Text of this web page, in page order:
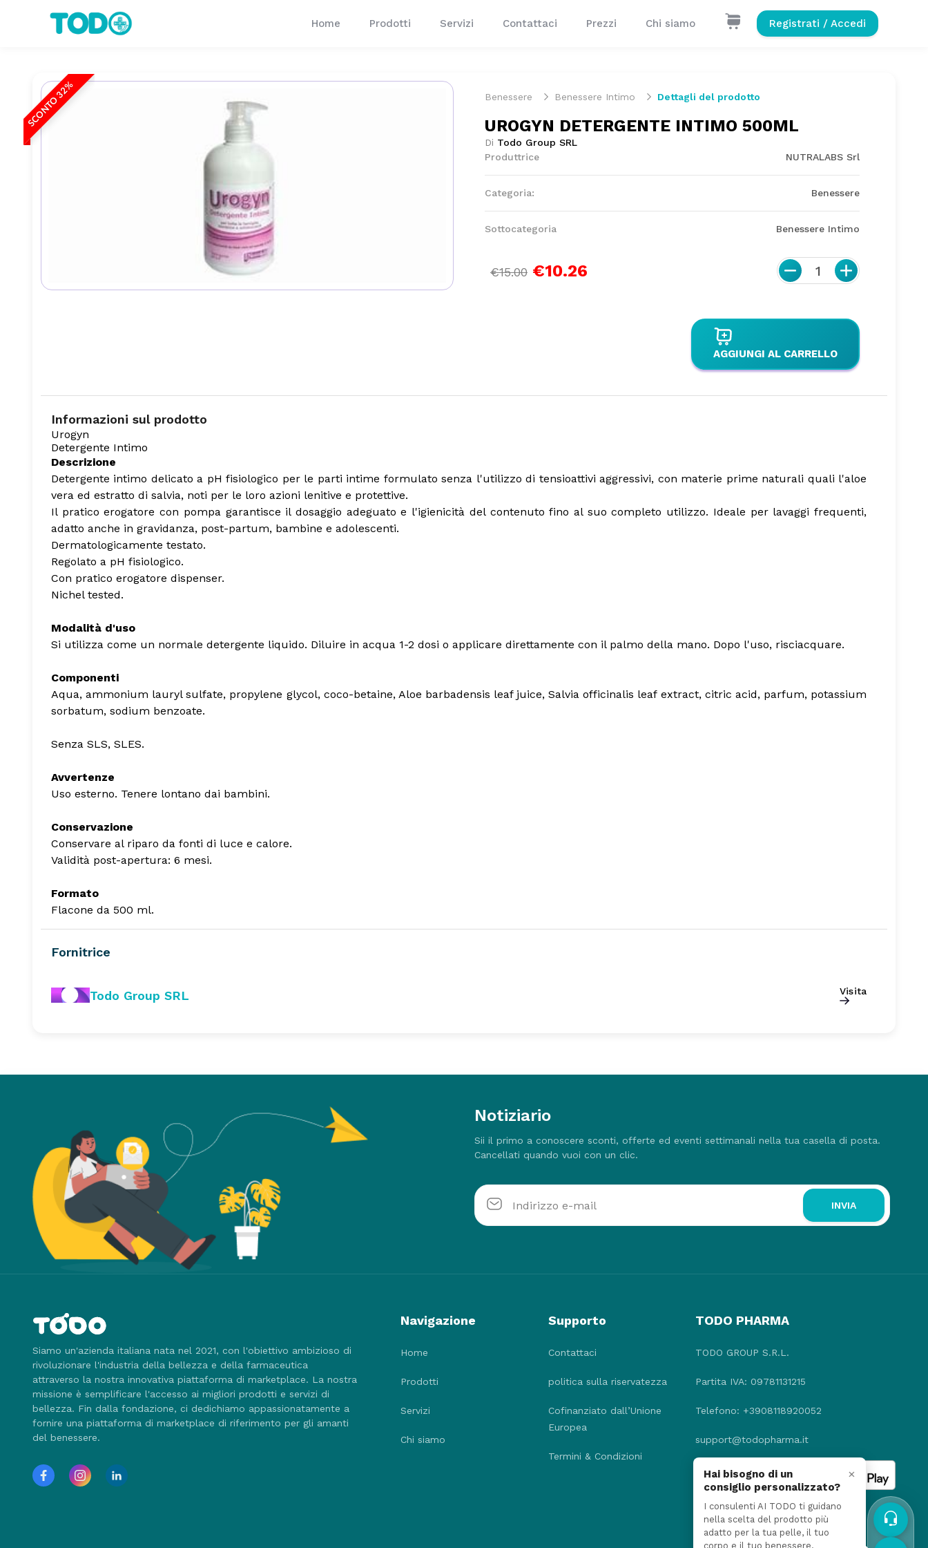
Home Prodotti Servizi Contattaci Prezzi Chi siamo Registrati / Accedi
SCONTO 32% Benessere Benessere Intimo Dettagli del prodotto
UROGYN DETERGENTE INTIMO 500ML
Di Todo Group SRL
Produttrice
NUTRALABS Srl
Categoria: Benessere
Sottocategoria Benessere Intimo
€15.00 €10.26 1
AGGIUNGI AL CARRELLO
Informazioni sul prodotto
Urogyn
Detergente Intimo
Descrizione
Detergente intimo delicato a pH fisiologico per le parti intime formulato senza l'utilizzo di tensioattivi aggressivi, con materie prime naturali quali l'aloe
vera ed estratto di salvia, noti per le loro azioni lenitive e protettive.
Il pratico erogatore con pompa garantisce il dosaggio adeguato e l'igienicità del contenuto fino al suo completo utilizzo. Ideale per lavaggi frequenti,
adatto anche in gravidanza, post-partum, bambine e adolescenti.
Dermatologicamente testato.
Regolato a pH fisiologico.
Con pratico erogatore dispenser.
Nichel tested.
Modalità d'uso
Si utilizza come un normale detergente liquido. Diluire in acqua 1-2 dosi o applicare direttamente con il palmo della mano. Dopo l'uso, risciacquare.
Componenti
Aqua, ammonium lauryl sulfate, propylene glycol, coco-betaine, Aloe barbadensis leaf juice, Salvia officinalis leaf extract, citric acid, parfum, potassium
sorbatum, sodium benzoate.
Senza SLS, SLES.
Avvertenze
Uso esterno. Tenere lontano dai bambini.
Conservazione
Conservare al riparo da fonti di luce e calore.
Validità post-apertura: 6 mesi.
Formato
Flacone da 500 ml.
Fornitrice
Todo Group SRL Visita
Hai bisogno di un
consiglio personalizzato?
×
I consulenti AI TODO ti guidano
nella scelta del prodotto più
adatto per la tua pelle, il tuo
corpo e il tuo benessere.
Notiziario
Sii il primo a conoscere sconti, offerte ed eventi settimanali nella tua casella di posta.
Cancellati quando vuoi con un clic.
INVIA
Siamo un'azienda italiana nata nel 2021, con l'obiettivo ambizioso di
rivoluzionare l'industria della bellezza e della farmaceutica
attraverso la nostra innovativa piattaforma di marketplace. La nostra
missione è semplificare l'accesso ai migliori prodotti e servizi di
bellezza. Fin dalla fondazione, ci dedichiamo appassionatamente a
fornire una piattaforma di marketplace di riferimento per gli amanti
del benessere.
Navigazione
Home
Prodotti
Servizi
Chi siamo
Supporto
Contattaci
politica sulla riservatezza
Cofinanziato dall’Unione
Europea
Termini & Condizioni
TODO PHARMA
TODO GROUP S.R.L.
Partita IVA: 09781131215
Telefono: +3908118920052
support@todopharma.it